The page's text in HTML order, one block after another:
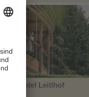
Naturhotel Leitlhof